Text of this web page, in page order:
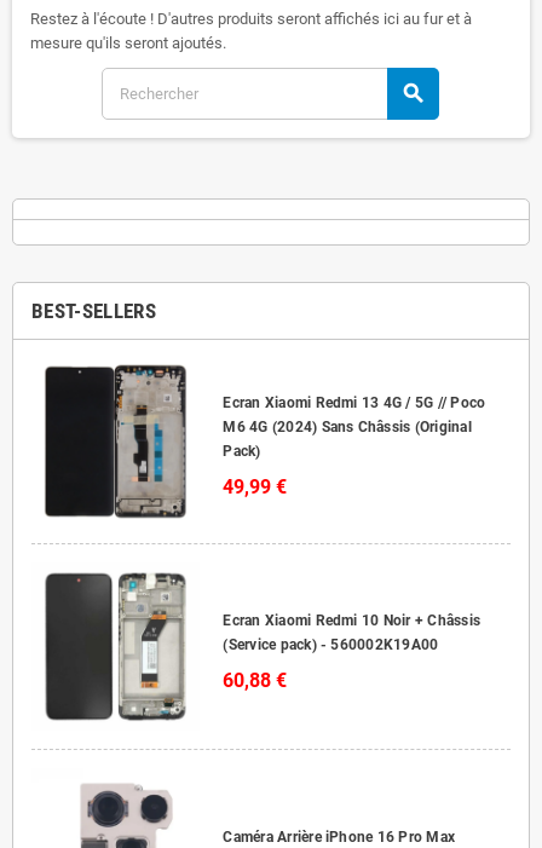
BEST-SELLERS
Ecran Xiaomi Redmi 13 4G / 5G // Poco
M6 4G (2024) Sans Châssis (Original
Pack)
49,99 €
Ecran Xiaomi Redmi 10 Noir + Châssis
(Service pack) - 560002K19A00
60,88 €
Caméra Arrière iPhone 16 Pro Max
Restez à l'écoute ! D'autres produits seront affichés ici au fur et à
mesure qu'ils seront ajoutés.
search